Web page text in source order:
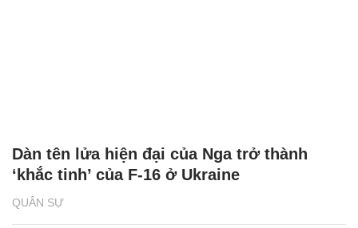
QUÂN SỰ
Dàn tên lửa hiện đại của Nga trở thành
‘khắc tinh’ của F-16 ở Ukraine